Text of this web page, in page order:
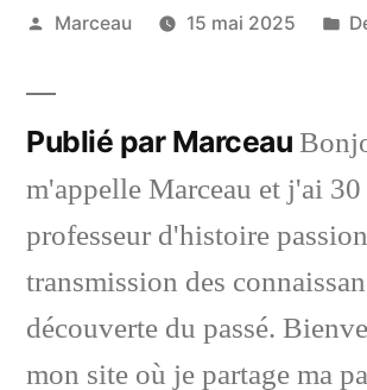
Publié
Marceau 15 mai 2025
Publié par Marceau
m'appelle Marceau et j'ai 30
professeur d'histoire
transmission des
découverte du passé.
mon site où je partage ma